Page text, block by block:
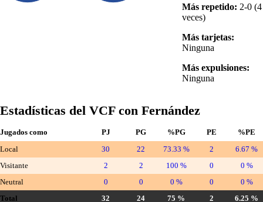
Más repetido: 2-0 (4
veces)
Más tarjetas:
Ninguna
Más expulsiones:
Ninguna
Estadísticas del VCF con Fernández
Jugados como PJ PG %PG PE
%PE
Local
30 22 73.33 % 2
6.67 %
Visitante
2 2 100 % 0
0 %
Neutral
0 0 0 % 0
0 %
Total
32 24 75 % 2 6.25 %